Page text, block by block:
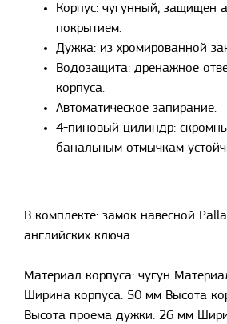
Корпус: чугунный, защищен
покрытием.
Дужка: из хромированной
Водозащита: дренажное
корпуса.
Автоматическое запирание.
4-пиновый цилиндр:
банальным отмычкам
В комплекте: замок навесной
английских ключа.
Материал корпуса: чугун
Ширина корпуса: 50 мм Высота
Высота проема дужки: 26 мм